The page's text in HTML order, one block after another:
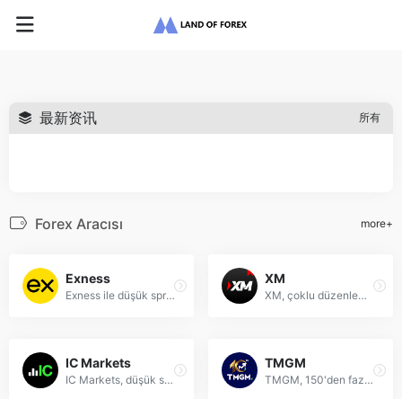
最新资讯 所有
Forex Aracısı more+
Exness
Exness ile düşük spreadler, hızlı işlem ve güvenli forex ticareti deneyimleyin. MT4/MT5 destekli küresel piyasalara erişim.
XM
XM, çoklu düzenlemeli forex platformu, 1000'den fazla finansal enstrüman ve düşük spread ile global yatırım fırsatları sunar.
IC Markets
IC Markets, düşük spreadler (0.0 puan başlayan), hızlı işlem ve 200.000'den fazla müşteri ile küresel bir ECN forex brokerıdır.
TMGM
TMGM, 150'den fazla CFD enstrümanı ile düşük spreadler ve hızlı işlem sunan küresel bir forex ve yatırım platformudur.